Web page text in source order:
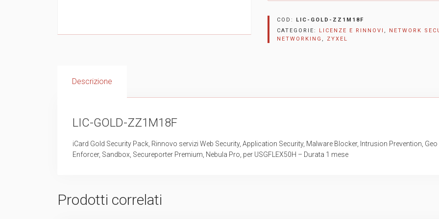
COD: LIC-GOLD-ZZ1M18F
CATEGORIE: LICENZE E RINNOVI , NETWORK
NETWORKING , ZYXEL
Descrizione
LIC-GOLD-ZZ1M18F
iCard Gold Security Pack, Rinnovo servizi Web Security, Application Security, Malware Blocker, Intrusion Prevention, Geo
Enforcer, Sandbox, Secureporter Premium, Nebula Pro, per USGFLEX50H – Durata 1 mese
Prodotti correlati